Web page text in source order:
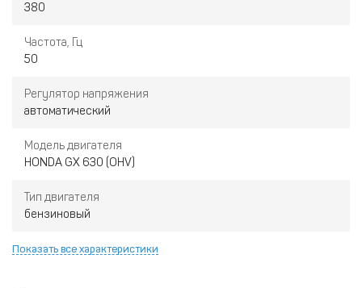
380
Частота, Гц
50
Регулятор напряжения
автоматический
Модель двигателя
HONDA GX 630 (OHV)
Тип двигателя
бензиновый
Показать все характеристики